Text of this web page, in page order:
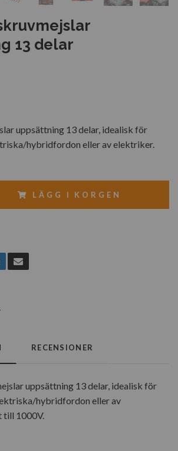
13 delar
uppsättning 13 delar, idealisk för
hybridfordon eller av elektriker.
LÄGG I KORGEN
RECENSIONER
uppsättning 13 delar, idealisk för
hybridfordon eller av
1000V.